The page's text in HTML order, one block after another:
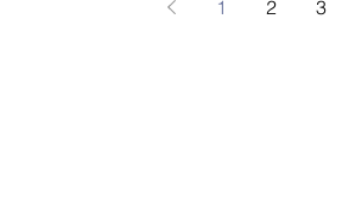
1 2 3